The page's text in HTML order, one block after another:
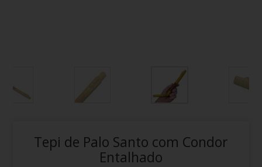
Tepi de Palo Santo com Condor
Entalhado